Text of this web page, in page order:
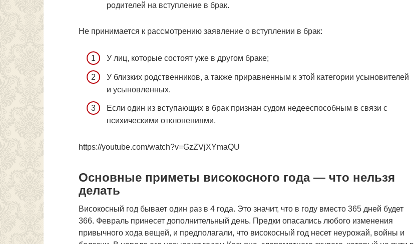
родителей на вступление в брак.
Не принимается к рассмотрению заявление о вступлении в брак:
У лиц, которые состоят уже в другом браке;
У близких родственников, а также приравненным к этой категории усыновителей
и усыновленных.
Если один из вступающих в брак признан судом недееспособным в связи с
психическими отклонениями.
https://youtube.com/watch?v=GzZVjXYmaQU
Основные приметы високосного года — что нельзя
делать
Високосный год бывает один раз в 4 года. Это значит, что в году вместо 365 дней будет
366. Февраль принесет дополнительный день. Предки опасались любого изменения
привычного хода вещей, и предполагали, что високосный год несет неурожай, войны и